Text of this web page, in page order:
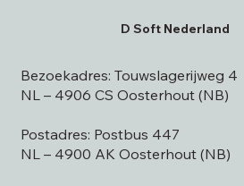
D Soft Nederland
Bezoekadres: Touwslagerijweg 4
NL – 4906 CS Oosterhout (NB)
Postadres: Postbus 447
NL – 4900 AK Oosterhout (NB)